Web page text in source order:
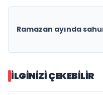
Ramazan ayında
İLGINIZI ÇEKEBILIR